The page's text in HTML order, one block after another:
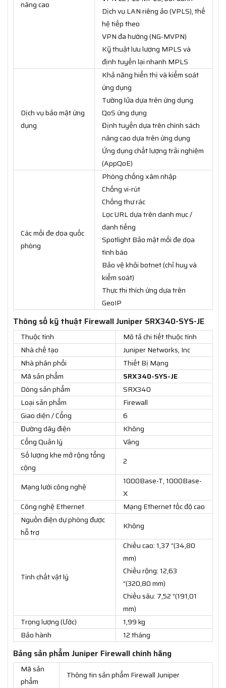
nâng cao
Dịch vụ LAN riêng ảo (VPLS), thế
hệ tiếp theo
VPN đa hướng (NG-MVPN)
Kỹ thuật lưu lượng MPLS và
định tuyến lại nhanh MPLS
Dịch vụ bảo mật ứng
dụng
Khả năng hiển thị và kiểm soát
ứng dụng
Tường lửa dựa trên ứng dụng
QoS ứng dụng
Định tuyến dựa trên chính sách
nâng cao dựa trên ứng dụng
Ứng dụng chất lượng trải nghiệm
(AppQoE)
Các mối đe dọa quốc
phòng
Phòng chống xâm nhập
Chống vi-rút
Chống thư rác
Lọc URL dựa trên danh mục /
danh tiếng
Spotlight Bảo mật mối đe dọa
tình báo
Bảo vệ khỏi botnet (chỉ huy và
kiểm soát)
Thực thi thích ứng dựa trên
GeoIP
Thông số kỹ thuật Firewall Juniper SRX340-SYS-JE
Thuộc tính
Mô tả chi tiết thuộc tính
Nhà chế tạo
Juniper Networks, Inc
Nhà phân phối
Thiết Bị Mạng
Mã sản phẩm
SRX340-SYS-JE
Dòng sản phẩm
SRX340
Loại sản phẩm
Firewall
Giao diện / Cổng
6
Đường dây điện
Không
Cổng Quản lý
Vâng
Số lượng khe mở rộng tổng
cộng
2
Mạng lưới công nghệ
1000Base-T, 1000Base-
X
Công nghệ Ethernet
Mạng Ethernet tốc độ cao
Nguồn điện dự phòng được
hỗ trợ
Không
Tính chất vật lý
Chiều cao: 1,37 “(34,80
mm)
Chiều rộng: 12,63
“(320,80 mm)
Chiều sâu: 7,52 “(191,01
mm)
Trọng lượng (Ước)
1,99 kg
Bảo hành
12 tháng
Bảng sản phẩm Juniper Firewall chính hãng
Mã sản
phẩm
Thông tin sản phẩm Firewall Juniper